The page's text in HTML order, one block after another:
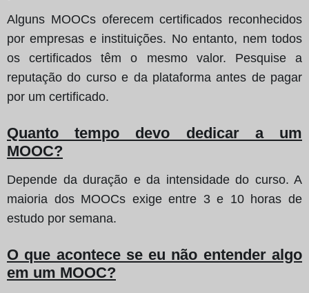
Alguns MOOCs oferecem certificados reconhecidos
por empresas e instituições. No entanto, nem todos
os certificados têm o mesmo valor. Pesquise a
reputação do curso e da plataforma antes de pagar
por um certificado.
Quanto tempo devo dedicar a um
MOOC?
Depende da duração e da intensidade do curso. A
maioria dos MOOCs exige entre 3 e 10 horas de
estudo por semana.
O que acontece se eu não entender algo
em um MOOC?